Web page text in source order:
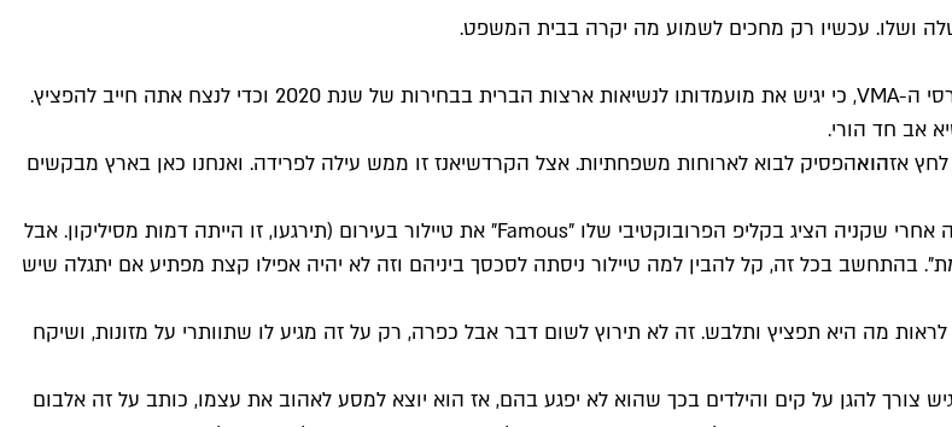
ושלו. עכשיו רק מחכים לשמוע מה יקרה בבית המשפט.
הולך להיות נשיא ארצות הברית – הרי הוא כבר העיד השנה, במהלך טקס פרסי ה-VMA, כי יגיש את מועמדותו לנשיאות ארצות הברית בבחירות של שנת 2020 וכדי לנצח אתה חייב להפציץ.
אב חד הורי.
הואהפסיק לבוא לארוחות משפחתיות. אצל הקרדשיאנז זו ממש עילה לפרידה. ואנחנו כאן בארץ מבקשים
וטיילור בריב כבר שנה אחרי שקניה הציג בקליפ הפרובוקטיבי שלו "Famous" את טיילור בעירום (תירגעו, זו הייתה דמות מסיליקון. אבל
בהתחשב בכל זה, קל להבין למה טיילור ניסתה לסכסך ביניהם וזה לא יהיה אפילו קצת מפתיע אם יתגלה שיש
מה היא תפציץ ותלבש. זה לא תירוץ לשום דבר אבל כפרה, רק על זה מגיע לו שתוותרי על מזונות, ושיקח
צורך להגן על קים והילדים בכך שהוא לא יפגע בהם, אז הוא יוצא למסע לאהוב את עצמו, כותב על זה אלבום